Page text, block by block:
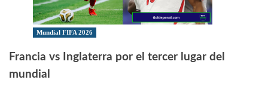
Mundial FIFA 2026
Francia vs Inglaterra por el tercer lugar del
mundial